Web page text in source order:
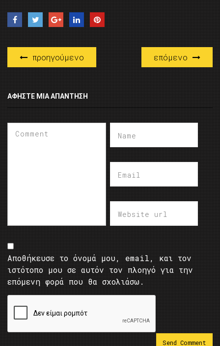
προηγούμενο επόμενο
ΑΦΉΣΤΕ ΜΙΑ ΑΠΆΝΤΗΣΗ
Αποθήκευσε το όνομά μου, email, και τον
ιστότοπο μου σε αυτόν τον πλοηγό για την
επόμενη φορά που θα σχολιάσω.